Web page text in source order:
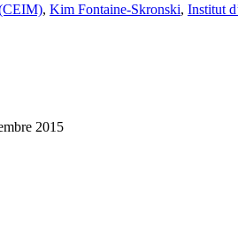
, Kim Fontaine-Skronski, Institut
2015